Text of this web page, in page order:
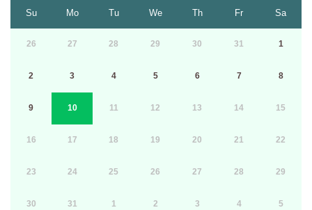
Su Mo Tu We Th Fr Sa
26 27 28 29 30 31 1
2 3 4 5 6 7 8
9 10 11 12 13 14 15
16 17 18 19 20 21 22
23 24 25 26 27 28 29
30 31 1 2 3 4 5